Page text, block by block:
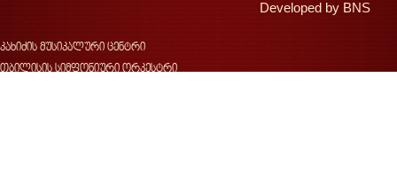
Developed by BNS
კახიძის მუსიკალური ცენტრი
თბილისის სიმფონიური ორკესტრი